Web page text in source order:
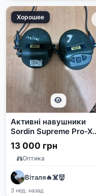
Хорошее
Активні навушники
Sordin Supreme Pro-X
Neckband Зелені
13 000 грн
Оптика
Віталя🔥☠️👹
3 нед. назад